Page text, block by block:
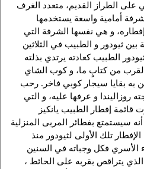
على الطراز القديم، متعدد الغرف
أمامية واسعة يستخدمها
و هي نفسها الشرفة التي
ثيودور و الطبيب في الثلاثين
الطبيب كعادته يرتدي بذلته
من كتابٍ ما، و كوب الشاي
بقايا سيجار كوبي فاخر. رحب
روزاليندا و عرفها عليه، و التي
قائمة إفطار الطبيب يانكيز
سيستمتع بفطائر المربى المنزلية
تلك الأولى لثيودور منذ
الأسري فكل وجباته في السنين
يتراقص بقربه على الحائط ،